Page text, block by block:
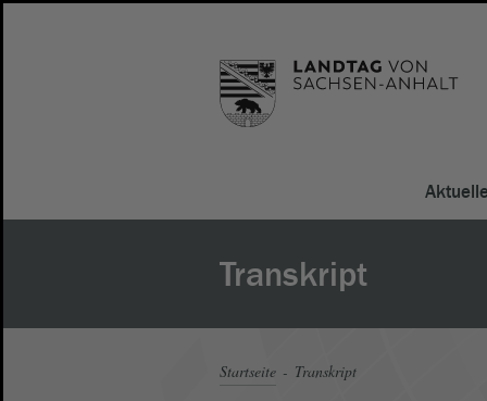
Transkript
Startseite Transkript